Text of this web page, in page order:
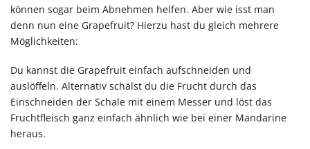
können sogar beim Abnehmen helfen. Aber wie isst man
denn nun eine Grapefruit? Hierzu hast du gleich mehrere
Möglichkeiten:
Du kannst die Grapefruit einfach aufschneiden und
auslöffeln. Alternativ schälst du die Frucht durch das
Einschneiden der Schale mit einem Messer und löst das
Fruchtfleisch ganz einfach ähnlich wie bei einer Mandarine
heraus.